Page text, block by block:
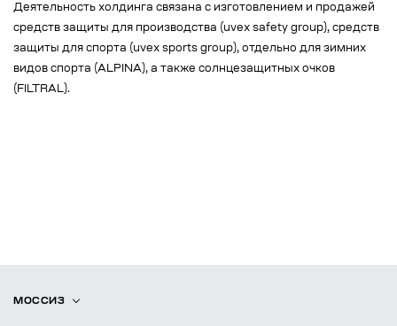
Деятельность холдинга связана с изготовлением и продажей
средств защиты для производства (uvex safety group), средств
защиты для спорта (uvex sports group), отдельно для зимних
видов спорта (ALPINA), а также солнцезащитных очков
(FILTRAL).
МОССИЗ